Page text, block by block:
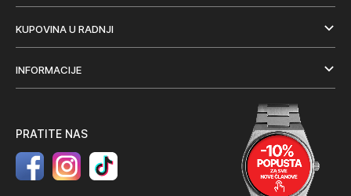
KUPOVINA U RADNJI
INFORMACIJE
PRATITE NAS